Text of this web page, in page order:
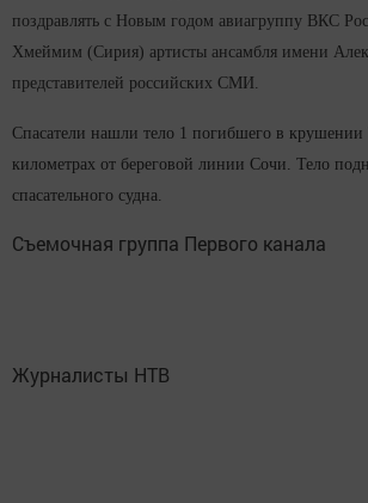
поздравлять с Новым годом авиагруппу ВКС
Хмеймим (Сирия) артисты ансамбля имени
представителей российских СМИ.
Спасатели нашли тело 1 погибшего в
километрах от береговой линии Сочи. Тело
спасательного судна.
Съемочная группа Первого канала
Журналисты НТВ